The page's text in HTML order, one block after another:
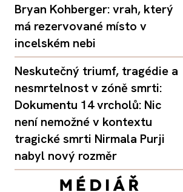
Bryan Kohberger: vrah, který
má rezervované místo v
incelském nebi
Neskutečný triumf, tragédie a
nesmrtelnost v zóně smrti:
Dokumentu 14 vrcholů: Nic
není nemožné v kontextu
tragické smrti Nirmala Purji
nabyl nový rozměr